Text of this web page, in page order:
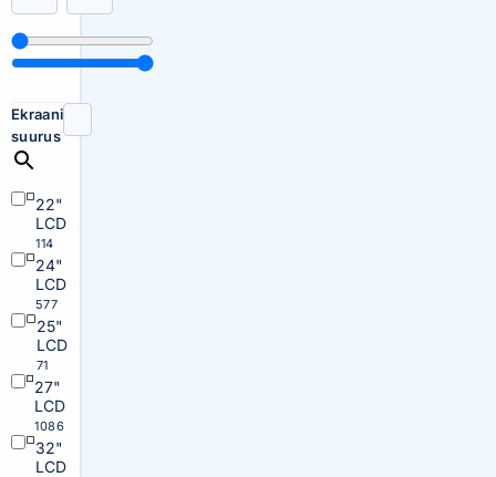
Ekraani
suurus
22"
LCD
114
24"
LCD
577
25"
LCD
71
27"
LCD
1086
32"
LCD